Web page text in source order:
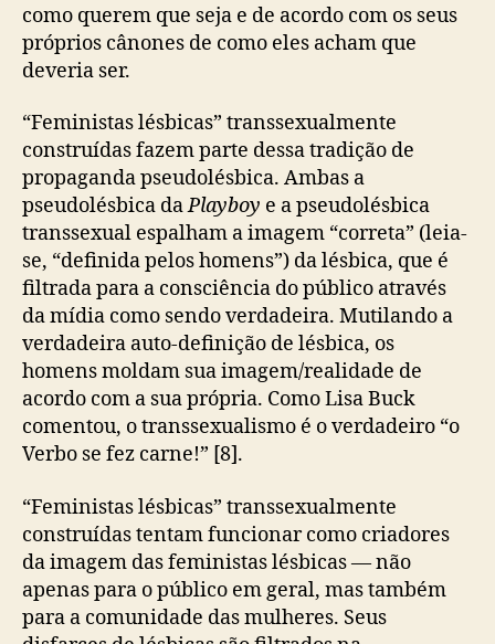
como querem que seja e de acordo com os seus
próprios cânones de como eles acham que
deveria ser.
“Feministas lésbicas” transsexualmente
construídas fazem parte dessa tradição de
propaganda pseudolésbica. Ambas a
pseudolésbica daPlayboy e a pseudolésbica
transsexual espalham a imagem “correta” (leia-
se, “definida pelos homens”) da lésbica, que é
filtrada para a consciência do público através
da mídia como sendo verdadeira. Mutilando a
verdadeira auto-definição de lésbica, os
homens moldam sua imagem/realidade de
acordo com a sua própria. Como Lisa Buck
comentou, o transsexualismo é o verdadeiro “o
Verbo se fez carne!” [8].
“Feministas lésbicas” transsexualmente
construídas tentam funcionar como criadores
da imagem das feministas lésbicas — não
apenas para o público em geral, mas também
para a comunidade das mulheres. Seus